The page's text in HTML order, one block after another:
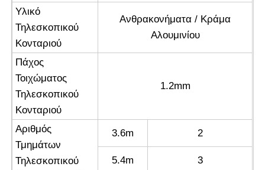
Υλικό
Τηλεσκοπικού
Κονταριού
Ανθρακονήματα / Κράμα
Αλουμινίου
Πάχος
Τοιχώματος
Τηλεσκοπικού
Κονταριού
1.2mm
Αριθμός
Τμημάτων
Τηλεσκοπικού
3.6m 2
5.4m 3